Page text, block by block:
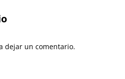
dejar un comentario.